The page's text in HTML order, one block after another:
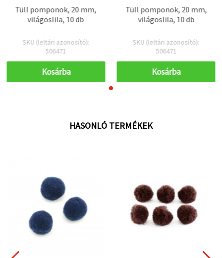
Tüll pomponok, 20 mm,
világoslila, 10 db
SKU (leltári azonosító):
506471
Kosárba
Tüll pomponok, 20 mm,
világoslila, 10 db
SKU (leltári azonosító):
506471
Kosárba
HASONLÓ TERMÉKEK